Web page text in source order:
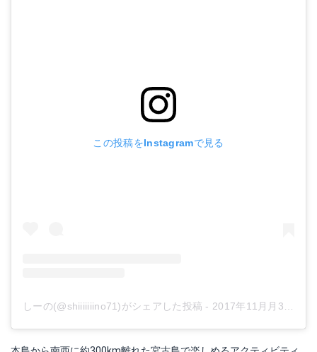
この投稿をInstagramで見る
しーの(@shiiiiiiino71)がシェアした投稿 - 2017年11月月3日午後2時33分PDT